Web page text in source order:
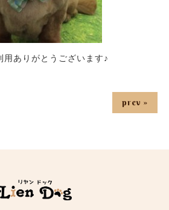
用ありがとうございます♪
prev »